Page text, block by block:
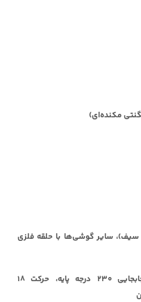
مکنده‌ای)
به بالا (مگ سیف)، سایر گوشی‌ها با حلقه فلزی
چرخش 360 درجه گوشی، جابجایی 230 درجه پایه، حرکت 18